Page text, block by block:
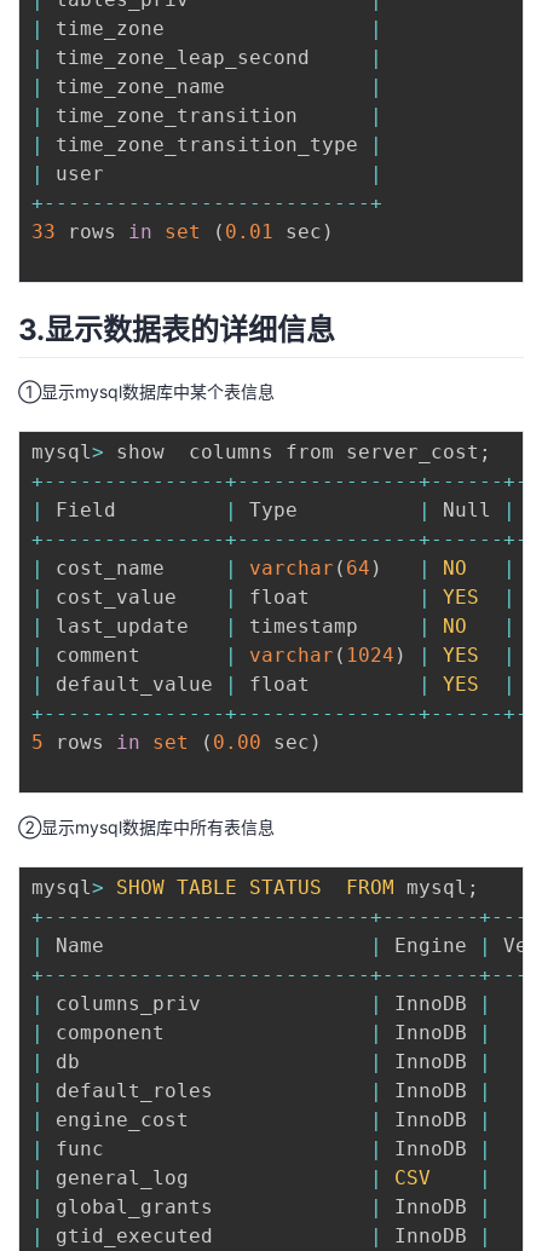
|
time_zone
|
|
time_zone_leap_second
|
|
time_zone_name
|
|
time_zone_transition
|
|
time_zone_transition_type
|
|
user
|
+-- -- -- -- -- -- -- -- -- -- -- -- -- -+
33 rows in set ( 0.01 sec )
3.显示数据表的详细信息
①显示mysql数据库中某个表信息
mysql> show  columns from server_cost ;
+-- -- -- -- -- -- -- -+-- -- -- -- -- -- -- -+-- -- --+--
|
Field | Type | Null |
+-- -- -- -- -- -- -- -+-- -- -- -- -- -- -- -+-- -- --+--
|
cost_name | varchar ( 64 ) | NO |
|
cost_value | float | YES
|
|
last_update | timestamp | NO
|
|
comment | varchar ( 1024 ) | YES
|
|
default_value | float | YES
|
+-- -- -- -- -- -- -- -+-- -- -- -- -- -- -- -+-- -- --+--
5 rows in set ( 0.00 sec )
②显示mysql数据库中所有表信息
mysql> SHOW TABLE STATUS FROM mysql ;
+-- -- -- -- -- -- -- -- -- -- -- -- -- -+-- -- -- --+-- --
|
Name | Engine |
+-- -- -- -- -- -- -- -- -- -- -- -- -- -+-- -- -- --+-- --
|
columns_priv | InnoDB
|
|
component | InnoDB
|
|
db | InnoDB
|
|
default_roles | InnoDB
|
|
engine_cost | InnoDB
|
|
func | InnoDB
|
|
general_log | CSV
|
|
global_grants | InnoDB
|
|
gtid_executed | InnoDB
|